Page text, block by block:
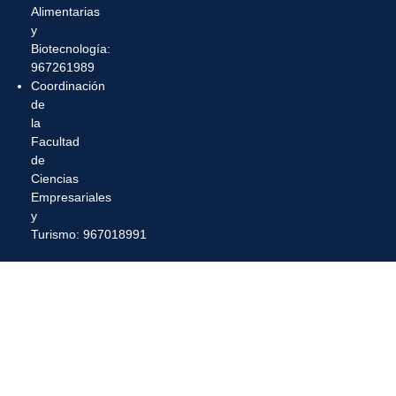
Alimentarias
y
Biotecnología:
967261989
Coordinación
de
la
Facultad
de
Ciencias
Empresariales
y
Turismo: 967018991